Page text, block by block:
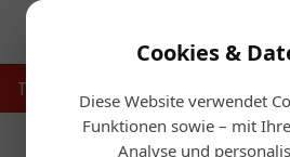
Cookies &
Diese Website verwendet
Funktionen sowie – mit
Analyse und
Touristik